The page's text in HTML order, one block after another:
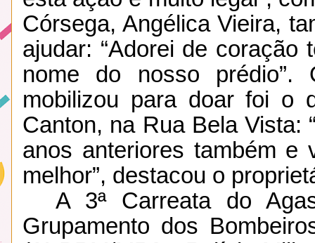
Córsega, Angélica Vieira,
ajudar: “Adorei de coração
nome do nosso prédio”.
mobilizou para doar foi o
Canton, na Rua Bela Vista:
anos anteriores também e
melhor”, destacou o
A 3ª Carreata do
Grupamento dos